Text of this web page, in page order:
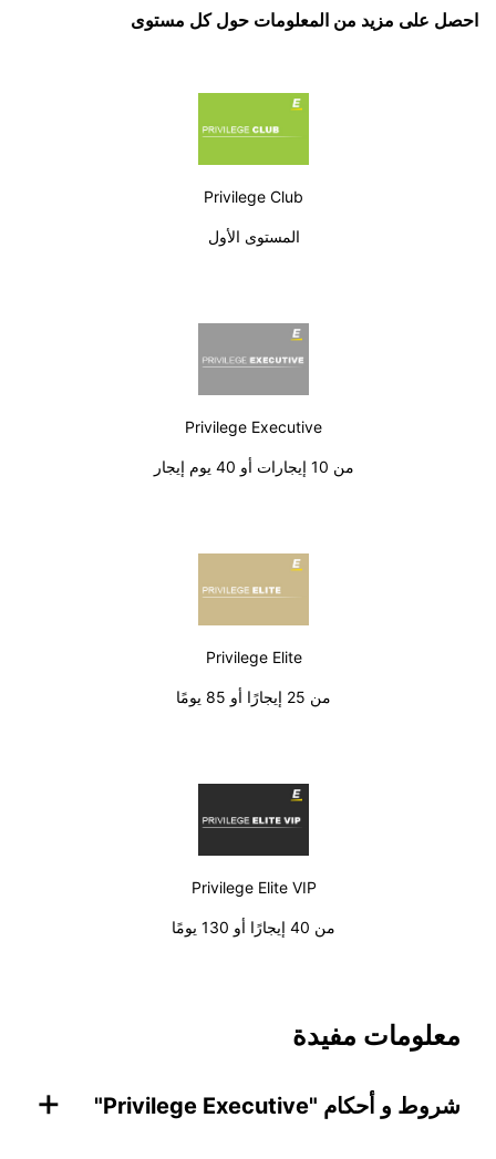
احصل على مزيد من المعلومات حول كل مستوى
Privilege Club
المستوى الأول
Privilege Executive
من 10 إيجارات أو 40 يوم إيجار
Privilege Elite
من 25 إيجارًا أو 85 يومًا
Privilege Elite VIP
من 40 إيجارًا أو 130 يومًا
معلومات مفيدة
شروط و أحكام "Privilege Executive"
+